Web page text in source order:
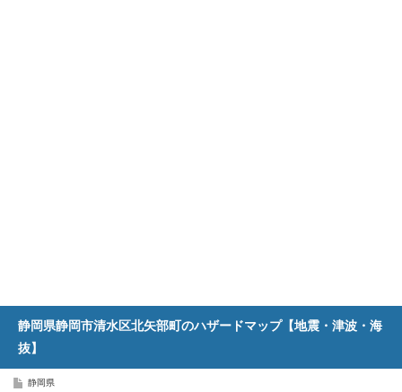
静岡県静岡市清水区北矢部町のハザードマップ【地震・津波・海
抜】
静岡県